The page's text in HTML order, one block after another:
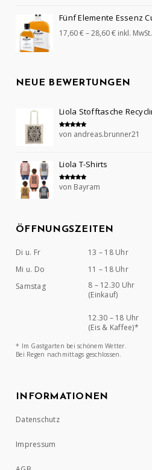
Fünf Elemente Essenz
17,60€–28,60€ inkl. MwSt.
NEUE BEWERTUNGEN
Liola Stofftasche
Bewertet mit
von andreas.brunner21
Liola T-Shirts
Bewertet mit
von Bayram
ÖFFNUNGSZEITEN
Di u. Fr
13 – 18 Uhr
Mi u. Do
11 – 18 Uhr
Samstag
8 – 12.30 Uhr
(Einkauf)
12.30 – 18 Uhr
(Eis & Kaffee)*
* Im Gastgarten bei schönem Wetter.
Bei Regen nachmittags geschlossen.
INFORMATIONEN
Datenschutz
Impressum